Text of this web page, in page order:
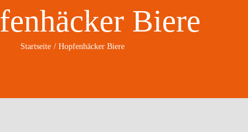
Biere
Startseite Hopfenhäcker Biere